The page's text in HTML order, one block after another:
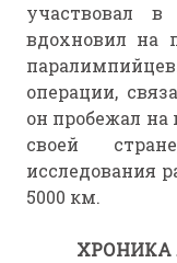
участвовал
вдохновил на
операции,
он пробежал на
своей
исследования
5000 км.